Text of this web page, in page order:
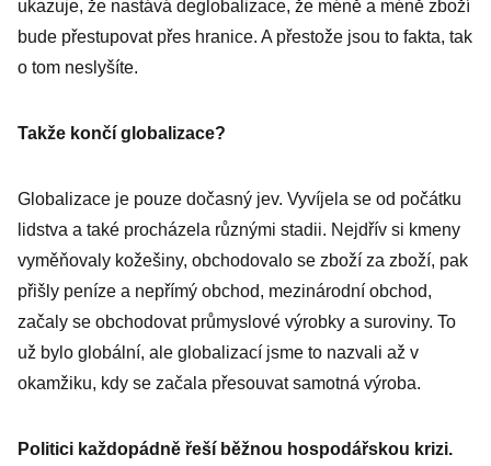
ukazuje, že nastává deglobalizace, že méně a méně zboží
bude přestupovat přes hranice. A přestože jsou to fakta, tak
o tom neslyšíte.
Takže končí globalizace?
Globalizace je pouze dočasný jev. Vyvíjela se od počátku
lidstva a také procházela různými stadii. Nejdřív si kmeny
vyměňovaly kožešiny, obchodovalo se zboží za zboží, pak
přišly peníze a nepřímý obchod, mezinárodní obchod,
začaly se obchodovat průmyslové výrobky a suroviny. To
už bylo globální, ale globalizací jsme to nazvali až v
okamžiku, kdy se začala přesouvat samotná výroba.
Politici každopádně řeší běžnou hospodářskou krizi.